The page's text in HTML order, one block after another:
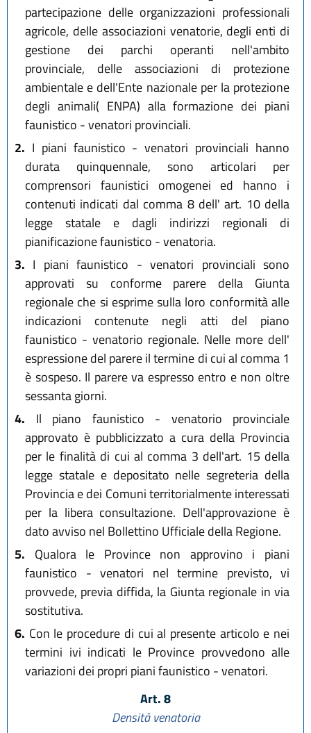
partecipazione delle organizzazioni professionali
agricole, delle associazioni venatorie, degli enti di
gestione dei parchi operanti nell'ambito
provinciale, delle associazioni di protezione
ambientale e dell'Ente nazionale per la protezione
degli animali( ENPA) alla formazione dei piani
faunistico - venatori provinciali.
2. I piani faunistico - venatori provinciali hanno
durata quinquennale, sono articolari per
comprensori faunistici omogenei ed hanno i
contenuti indicati dal comma 8 dell' art. 10 della
legge statale e dagli indirizzi regionali di
pianificazione faunistico - venatoria.
3. I piani faunistico - venatori provinciali sono
approvati su conforme parere della Giunta
regionale che si esprime sulla loro conformità alle
indicazioni contenute negli atti del piano
faunistico - venatorio regionale. Nelle more dell'
espressione del parere il termine di cui al comma 1
è sospeso. Il parere va espresso entro e non oltre
sessanta giorni.
4. Il piano faunistico - venatorio provinciale
approvato è pubblicizzato a cura della Provincia
per le finalità di cui al comma 3 dell'art. 15 della
legge statale e depositato nelle segreteria della
Provincia e dei Comuni territorialmente interessati
per la libera consultazione. Dell'approvazione è
dato avviso nel Bollettino Ufficiale della Regione.
5. Qualora le Province non approvino i piani
faunistico - venatori nel termine previsto, vi
provvede, previa diffida, la Giunta regionale in via
sostitutiva.
6. Con le procedure di cui al presente articolo e nei
termini ivi indicati le Province provvedono alle
variazioni dei propri piani faunistico - venatori.
Art. 8
Densità venatoria